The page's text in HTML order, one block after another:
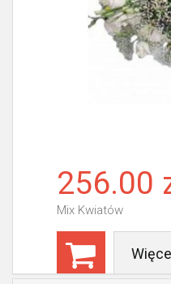
256.00
Mix Kwiatów